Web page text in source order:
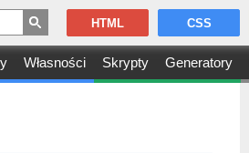
Własności Skrypty Generatory
HTML CSS